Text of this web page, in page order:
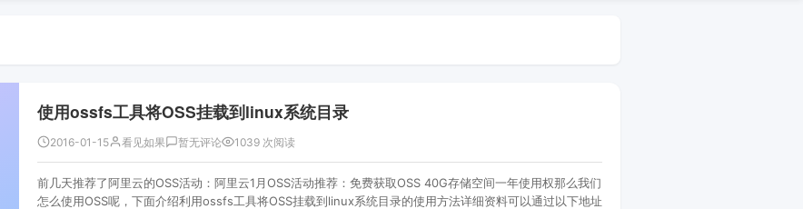
使用ossfs工具将OSS挂载到linux系统目录
2016-01-15 看见如果 暂无评论 1039 次阅读
前几天推荐了阿里云的OSS活动：阿里云1月OSS活动推荐：免费获取OSS 40G存储空间一年使用权那么我们
怎么使用OSS呢，下面介绍利用ossfs工具将OSS挂载到linux系统目录的使用方法详细资料可以通过以下地址